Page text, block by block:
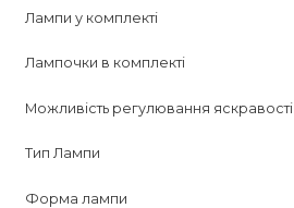
Лампи у комплекті
Лампочки в комплекті
Можливість регулювання яскравості
Тип Лампи
Форма лампи